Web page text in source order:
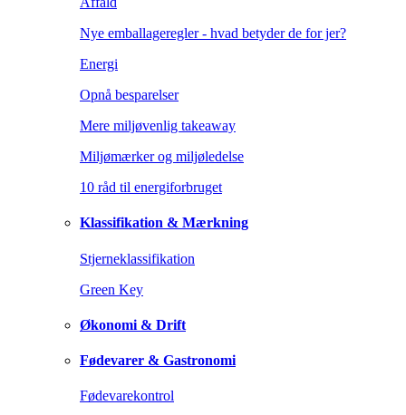
Nye emballageregler - hvad betyder de for jer?
Energi
Opnå besparelser
Mere miljøvenlig takeaway
Miljømærker og miljøledelse
10 råd til energiforbruget
Klassifikation & Mærkning
Stjerneklassifikation
Green Key
Økonomi & Drift
Fødevarer & Gastronomi
Fødevarekontrol